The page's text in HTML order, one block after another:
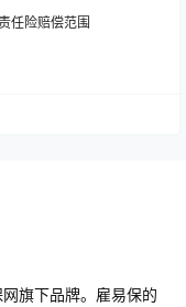
任险赔偿范围
旗下品牌。雇易保的